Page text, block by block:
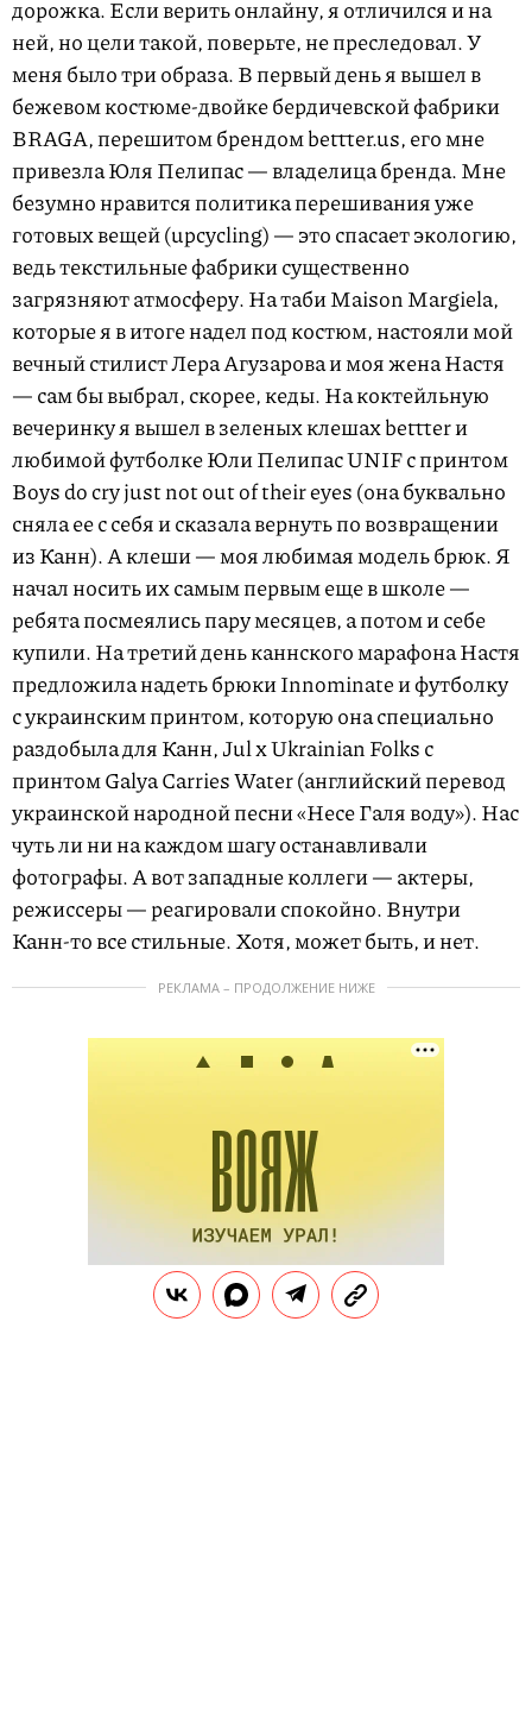
дорожка. Если верить онлайну, я отличился и на
ней, но цели такой, поверьте, не преследовал. У
меня было три образа. В первый день я вышел в
бежевом костюме-двойке бердичевской фабрики
BRAGA, перешитом брендом bettter.us, его мне
привезла Юля Пелипас — владелица бренда. Мне
безумно нравится политика перешивания уже
готовых вещей (upcycling) — это спасает экологию,
ведь текстильные фабрики существенно
загрязняют атмосферу. На таби Maison Margiela,
которые я в итоге надел под костюм, настояли мой
вечный стилист Лера Агузарова и моя жена Настя
— сам бы выбрал, скорее, кеды. На коктейльную
вечеринку я вышел в зеленых клешах bettter и
любимой футболке Юли Пелипас UNIF с принтом
Boys do cry just not out of their eyes (она буквально
сняла ее с себя и сказала вернуть по возвращении
из Канн). А клеши — моя любимая модель брюк. Я
начал носить их самым первым еще в школе —
ребята посмеялись пару месяцев, а потом и себе
купили. На третий день каннского марафона Настя
предложила надеть брюки Innominate и футболку
с украинским принтом, которую она специально
раздобыла для Канн, Jul х Ukrainian Folks с
принтом Galya Carries Water (английский перевод
украинской народной песни «Несе Галя воду»). Нас
чуть ли ни на каждом шагу останавливали
фотографы. А вот западные коллеги — актеры,
режиссеры — реагировали спокойно. Внутри
Канн-то все стильные. Хотя, может быть, и нет.
РЕКЛАМА – ПРОДОЛЖЕНИЕ НИЖЕ